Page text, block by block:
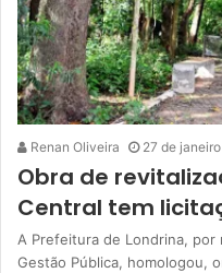
Renan Oliveira 27 de
Obra de
Central tem
A Prefeitura de Londrina, por
Gestão Pública, homologou,